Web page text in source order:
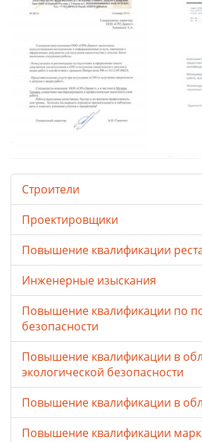
Строители
Проектировщики
Повышение квалификации
Инженерные изыскания
Повышение квалификации по
безопасности
Повышение квалификации в
экологической безопасности
Повышение квалификации в
Повышение квалификации